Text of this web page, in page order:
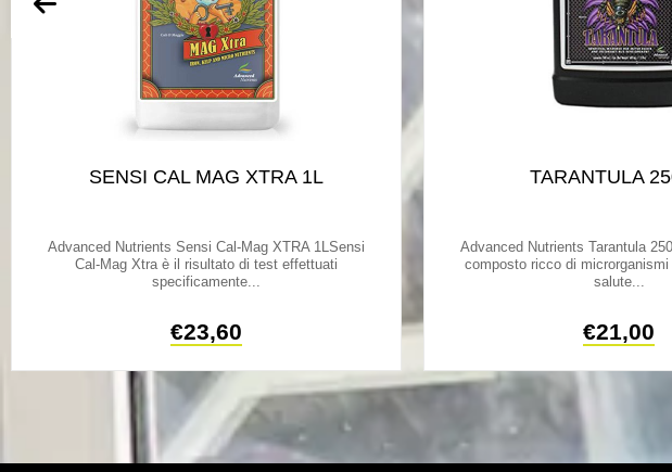
SENSI CAL MAG XTRA 1L
Advanced Nutrients Sensi Cal-Mag XTRA 1LSensi
Cal-Mag Xtra è il risultato di test effettuati
specificamente...
€23,60
TARANTULA
Advanced Nutrients Tarantula
composto ricco di
salute...
€21,00